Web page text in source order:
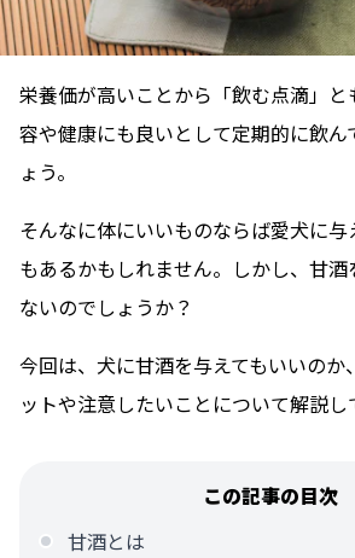
栄養価が高いことから「飲む点滴」
容や健康にも良いとして定期的に飲ん
ょう。
そんなに体にいいものならば愛犬に与
もあるかもしれません。しかし、甘
ないのでしょうか？
今回は、犬に甘酒を与えてもいいのか
ットや注意したいことについて解説し
この記事の目次
甘酒とは